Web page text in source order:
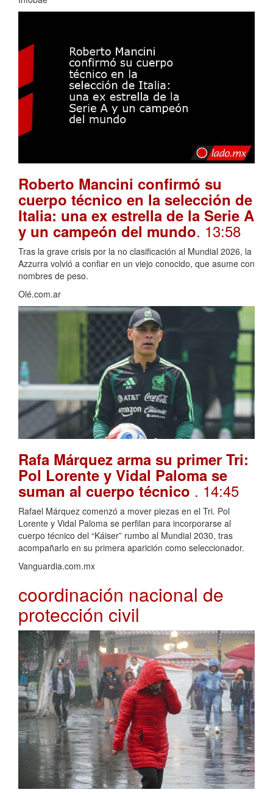
Roberto Mancini confirmó su
cuerpo técnico en la selección de
Italia: una ex estrella de la Serie A
y un campeón del mundo. 13:58
Tras la grave crisis por la no clasificación al Mundial 2026, la
Azzurra volvió a confiar en un viejo conocido, que asume con
nombres de peso.
Olé.com.ar
Rafa Márquez arma su primer Tri:
Pol Lorente y Vidal Paloma se
suman al cuerpo técnico . 14:45
Rafael Márquez comenzó a mover piezas en el Tri. Pol
Lorente y Vidal Paloma se perfilan para incorporarse al
cuerpo técnico del “Káiser” rumbo al Mundial 2030, tras
acompañarlo en su primera aparición como seleccionador.
Vanguardia.com.mx
coordinación nacional de
protección civil